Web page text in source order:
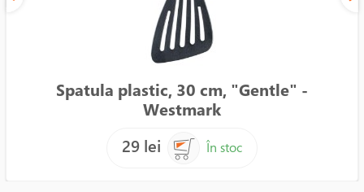
Spatula plastic, 30 cm, "Gentle" -
Westmark
29 lei
În stoc